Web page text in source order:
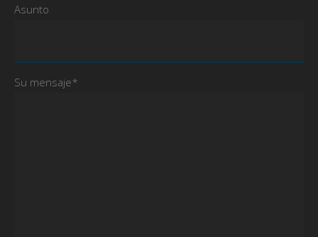
Asunto
Su mensaje*